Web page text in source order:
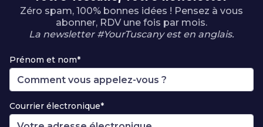
Zéro spam, 100% bonnes idées ! Pensez à vous
abonner, RDV une fois par mois.
La newsletter #YourTuscany est en anglais.
Prénom et nom*
Courrier électronique*